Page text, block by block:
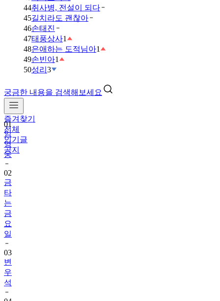
44취사병, 전설이 되다
45길치라도 괜찮아
46손태진
47태풍상사1
48은애하는 도적님아1
49손빈아1
50성리 3
궁금한 내용을 검색해보세요
즐겨찾기
전체
인기글
공지
01
임
영
웅
02
금
타
는
금
요
일
03
변
우
석